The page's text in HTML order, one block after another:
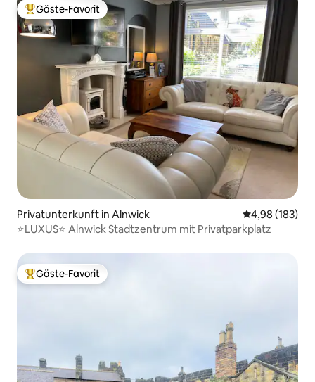
Beliebter Gäste-Favorit.
Gäste-Favorit
Privatunterkunft in Alnwick
4,98 (183)
⭐LUXUS⭐ Alnwick Stadtzentrum mit Privatparkplatz
Beliebter Gäste-Favorit.
Gäste-Favorit